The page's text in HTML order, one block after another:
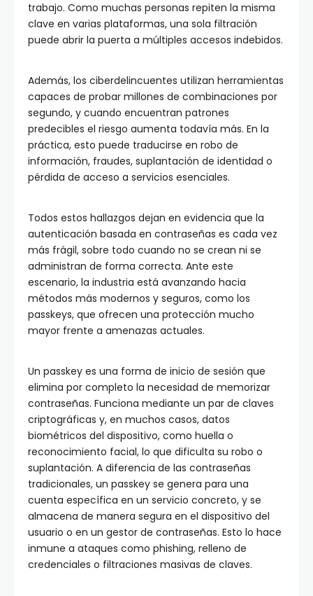
trabajo. Como muchas personas repiten la misma
clave en varias plataformas, una sola filtración
puede abrir la puerta a múltiples accesos indebidos.
Además, los ciberdelincuentes utilizan herramientas
capaces de probar millones de combinaciones por
segundo, y cuando encuentran patrones
predecibles el riesgo aumenta todavía más. En la
práctica, esto puede traducirse en robo de
información, fraudes, suplantación de identidad o
pérdida de acceso a servicios esenciales.
Todos estos hallazgos dejan en evidencia que la
autenticación basada en contraseñas es cada vez
más frágil, sobre todo cuando no se crean ni se
administran de forma correcta. Ante este
escenario, la industria está avanzando hacia
métodos más modernos y seguros, como los
passkeys, que ofrecen una protección mucho
mayor frente a amenazas actuales.
Un passkey es una forma de inicio de sesión que
elimina por completo la necesidad de memorizar
contraseñas. Funciona mediante un par de claves
criptográficas y, en muchos casos, datos
biométricos del dispositivo, como huella o
reconocimiento facial, lo que dificulta su robo o
suplantación. A diferencia de las contraseñas
tradicionales, un passkey se genera para una
cuenta específica en un servicio concreto, y se
almacena de manera segura en el dispositivo del
usuario o en un gestor de contraseñas. Esto lo hace
inmune a ataques como phishing, relleno de
credenciales o filtraciones masivas de claves.